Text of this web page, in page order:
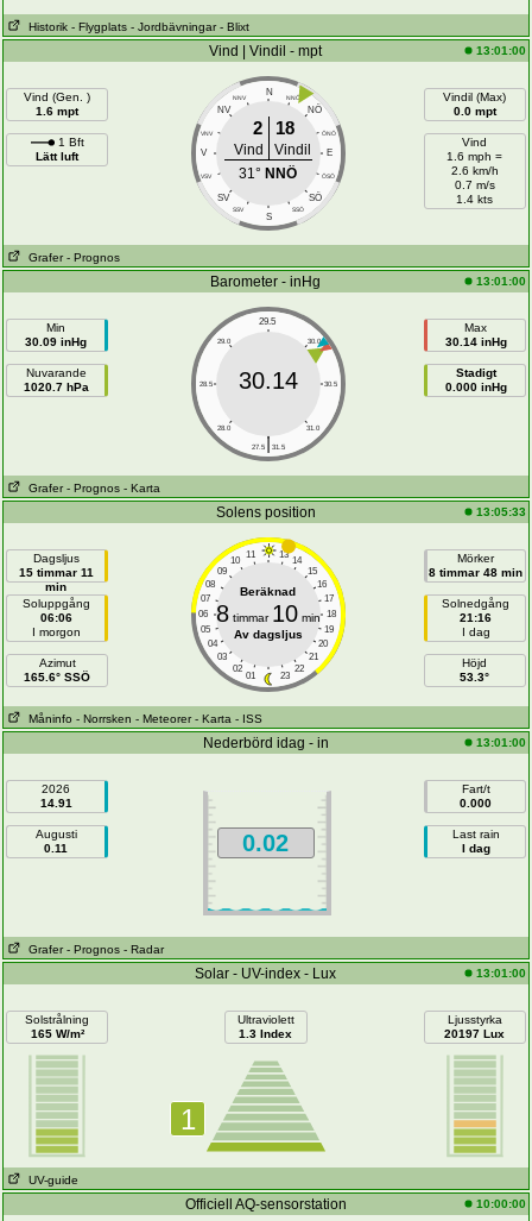
Historik - Flygplats - Jordbävningar - Blixt
Vind | Vindil - mpt 13:01:00
Vind (Gen. )
1.6 mpt
1 Bft
Lätt luft
N
NNV NNÖ
NV NÖ
VNV ÖNÖ
V E
VSV ÖSÖ
SV SÖ
SSV SSÖ
S
2 18
Vind
Vindil
31° NNÖ
Vindil (Max)
0.0 mpt
Vind
1.6 mph =
2.6 km/h
0.7 m/s
1.4 kts
Grafer - Prognos
Barometer - inHg 13:01:00
Min
30.09 inHg
Nuvarande
1020.7 hPa
29.5
29.0 30.0
28.5 30.5
28.0 31.0
|
27.5 31.5
30.14
Max
30.14 inHg
Stadigt
0.000 inHg
Grafer - Prognos - Karta
Solens position 13:05:33
Dagsljus
15 timmar 11
min
Soluppgång
06:06
I morgon
Azimut
165.6° SSÖ
11 13
10
14
09
15
08
16
07
17
06
18
05
19
04
20
03
21
02
22
01 23
Beräknad
8timmar 10min
Av dagsljus
Mörker
8 timmar 48 min
Solnedgång
21:16
I dag
Höjd
53.3°
Måninfo - Norrsken - Meteorer - Karta - ISS
Nederbörd idag - in 13:01:00
2026
14.91
Augusti
0.11
0.02
Fart/t
0.000
Last rain
I dag
Grafer - Prognos - Radar
Solar - UV-index - Lux 13:01:00
Solstrålning
165 W/m²
Ultraviolett
1.3 Index
1
Ljusstyrka
20197 Lux
UV-guide
Officiell AQ-sensorstation 10:00:00